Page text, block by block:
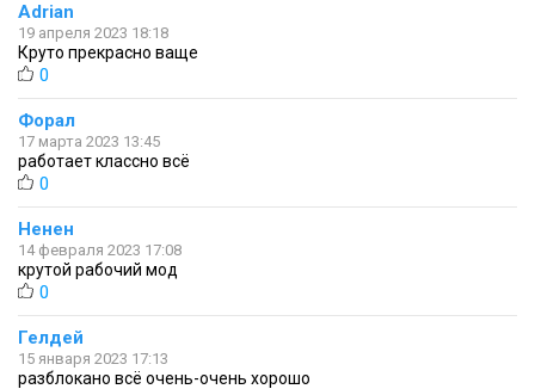
Adrian
19 апреля 2023 18:18
Круто прекрасно ваще
0
Форал
17 марта 2023 13:45
работает классно всё
0
Ненен
14 февраля 2023 17:08
крутой рабочий мод
0
Гелдей
15 января 2023 17:13
разблокано всё очень-очень хорошо